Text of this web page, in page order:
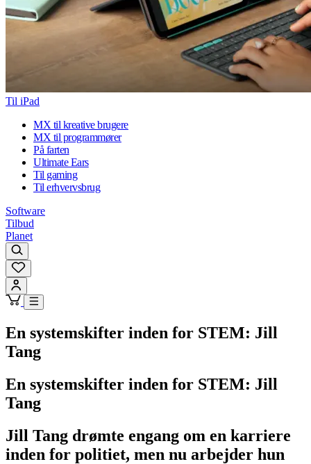
Til iPad
MX til kreative brugere
MX til programmører
På farten
Ultimate Ears
Til gaming
Til erhvervsbrug
Software
Tilbud
Planet
En systemskifter inden for STEM: Jill
Tang
En systemskifter inden for STEM: Jill
Tang
Jill Tang drømte engang om en karriere
inden for politiet, men nu arbejder hun